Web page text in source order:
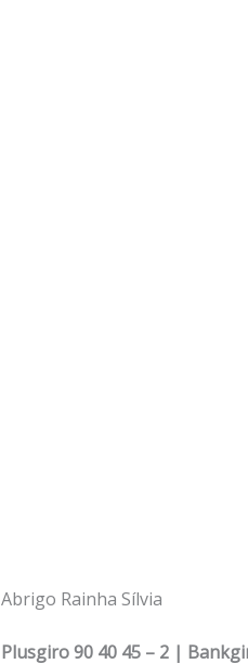
Abrigo Rainha Sílvia
Plusgiro 90 40 45 – 2 |